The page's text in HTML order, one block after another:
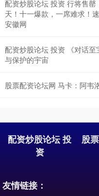
配资炒股论坛 投资 行将售罄
天！十一爆款，一席难求！
安徽网
配资炒股论坛 投资 《对话
与保护的宇宙
股票配资论坛网 马卡：阿韦
配资炒股论坛 投
资
股
友情链接：